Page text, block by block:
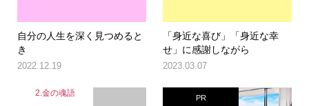
自分の人生を深く見つめると
き
2022.12.19
「身近な喜び」「身近な幸
せ」に感謝しながら
2023.03.07
2.金の魂語 PR